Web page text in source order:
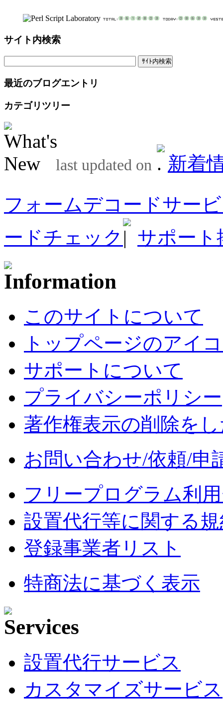
サイト内検索
最近のブログエントリ
カテゴリツリー
last updated on
新着
フォームデコードサー
ードチェック
サポート
このサイトについて
トップページのアイ
サポートについて
プライバシーポリシー
著作権表示の削除を
お問い合わせ/依頼/申
フリープログラム利
設置代行等に関する
登録事業者リスト
特商法に基づく表示
設置代行サービス
カスタマイズサービス